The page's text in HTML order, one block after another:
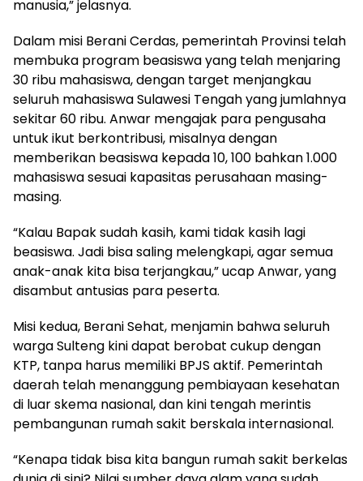
manusia,” jelasnya.
Dalam misi Berani Cerdas, pemerintah Provinsi telah
membuka program beasiswa yang telah menjaring
30 ribu mahasiswa, dengan target menjangkau
seluruh mahasiswa Sulawesi Tengah yang jumlahnya
sekitar 60 ribu. Anwar mengajak para pengusaha
untuk ikut berkontribusi, misalnya dengan
memberikan beasiswa kepada 10, 100 bahkan 1.000
mahasiswa sesuai kapasitas perusahaan masing-
masing.
“Kalau Bapak sudah kasih, kami tidak kasih lagi
beasiswa. Jadi bisa saling melengkapi, agar semua
anak-anak kita bisa terjangkau,” ucap Anwar, yang
disambut antusias para peserta.
Misi kedua, Berani Sehat, menjamin bahwa seluruh
warga Sulteng kini dapat berobat cukup dengan
KTP, tanpa harus memiliki BPJS aktif. Pemerintah
daerah telah menanggung pembiayaan kesehatan
di luar skema nasional, dan kini tengah merintis
pembangunan rumah sakit berskala internasional.
“Kenapa tidak bisa kita bangun rumah sakit berkelas